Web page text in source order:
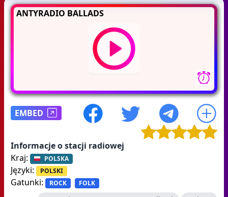
ANTYRADIO BALLADS
EMBED
Informacje o stacji radiowej
Kraj:
POLSKA
Języki: POLSKI
Gatunki: ROCK FOLK